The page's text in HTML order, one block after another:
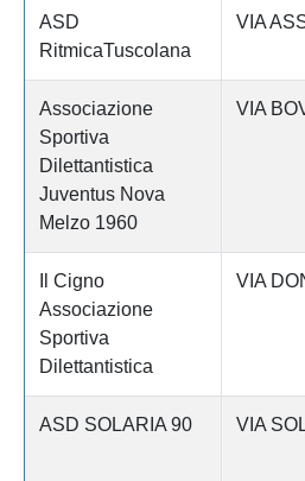
ASD
RitmicaTuscolana
VIA
Associazione
Sportiva
Dilettantistica
Juventus Nova
Melzo 1960
VIA
Il Cigno
Associazione
Sportiva
Dilettantistica
VIA
ASD SOLARIA 90 VIA